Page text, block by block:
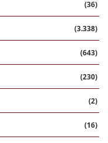
(36)
(3.338)
(643)
(230)
(2)
(16)